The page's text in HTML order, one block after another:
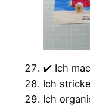
✔️ Ich
Ich
Ich